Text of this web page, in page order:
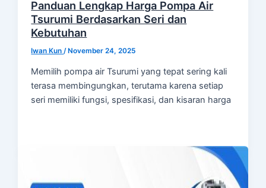
Panduan Lengkap Harga Pompa Air
Tsurumi Berdasarkan Seri dan
Kebutuhan
Iwan Kun /November 24, 2025
Memilih pompa air Tsurumi yang tepat sering kali
terasa membingungkan, terutama karena setiap
seri memiliki fungsi, spesifikasi, dan kisaran harga